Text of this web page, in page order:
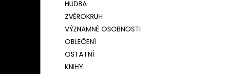
HUDBA
ZVĚROKRUH
VÝZNAMNÉ OSOBNOSTI
OBLEČENÍ
OSTATNÍ
KNIHY